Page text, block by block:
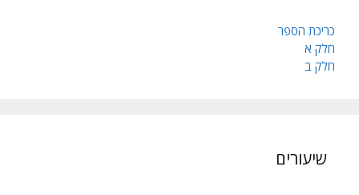
כריכת הספר
חלק א
חלק ב
שיעורים